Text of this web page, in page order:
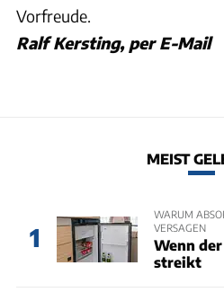
Vorfreude.
Ralf Kersting, per E-Mail
MEIST
1
WARUM
VERSAGEN
Wenn
streikt